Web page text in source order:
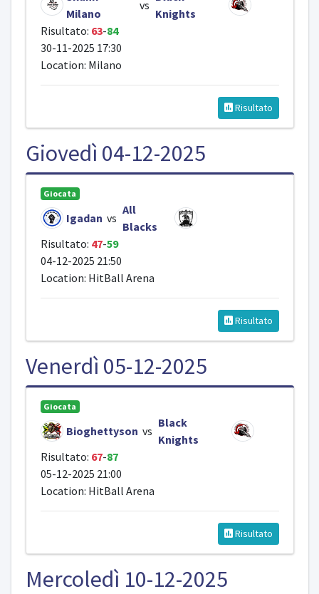
Milano
vs
Knights
Risultato: 63-84
30-11-2025 17:30
Location: Milano
Risultato
Giovedì 04-12-2025
Giocata
Igadan vs
All
Blacks
Risultato: 47-59
04-12-2025 21:50
Location: HitBall Arena
Risultato
Venerdì 05-12-2025
Giocata
Bioghettyson vs
Black
Knights
Risultato: 67-87
05-12-2025 21:00
Location: HitBall Arena
Risultato
Mercoledì 10-12-2025